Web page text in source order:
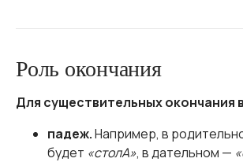
Роль окончания
Для существительных окончания
падеж.Например, в
будет «столА», в дательном —